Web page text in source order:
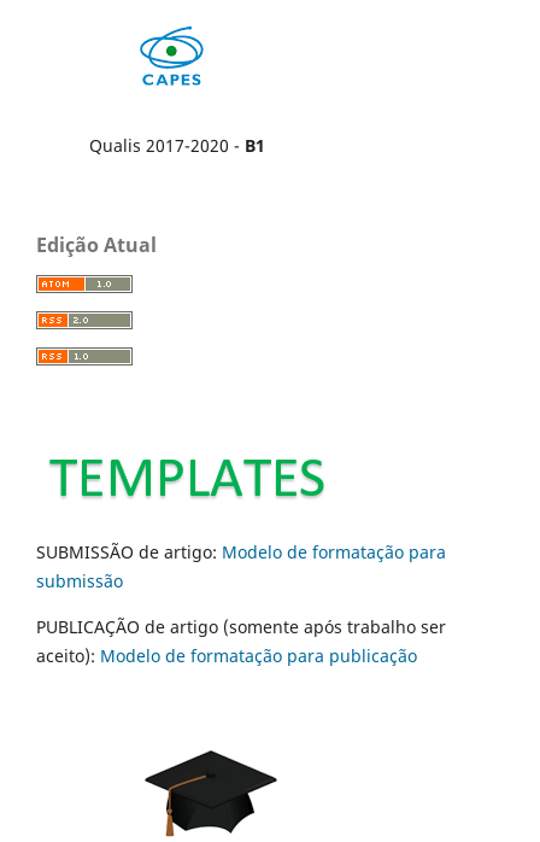
Qualis 2017-2020 - B1
Edição Atual
SUBMISSÃO de artigo: Modelo de formatação para
submissão
PUBLICAÇÃO de artigo (somente após trabalho ser
aceito): Modelo de formatação para publicação